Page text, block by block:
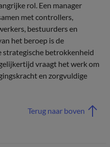
rol. Een manager
met controllers,
bestuurders en
het beroep is de
strategische betrokkenheid
vraagt het werk om
en zorgvuldige
Terug naar boven